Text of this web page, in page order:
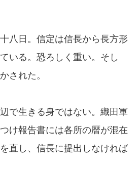
八日。信定は信長から長方形
いる。恐ろしく重い。そし
された。
で生きる身ではない。織田軍
け報告書には各所の暦が混在
直し、信長に提出しなければ